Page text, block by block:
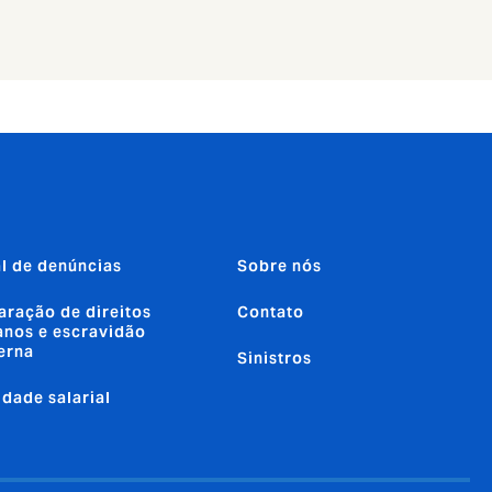
de denúncias
de direitos
e escravidão
salarial
Sobre nós
Contato
Sinistros